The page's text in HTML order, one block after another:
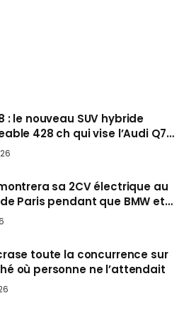
: le nouveau SUV hybride
428 ch qui vise l’Audi Q7
Europe cet automne
sa 2CV électrique au
Paris pendant que BMW et
le salon
toute la concurrence sur
où personne ne l’attendait